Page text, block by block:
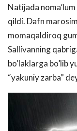
Natijada
qildi. Dafn
momaqaldiroq
Sallivanning
bo’laklarga bo’lib
“yakuniy zarba”